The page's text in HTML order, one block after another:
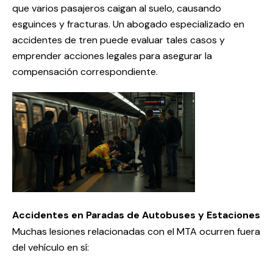
que varios pasajeros caigan al suelo, causando
esguinces y fracturas. Un abogado especializado en
accidentes de tren puede evaluar tales casos y
emprender acciones legales para asegurar la
compensación correspondiente.
Accidentes en Paradas de Autobuses y Estaciones
Muchas lesiones relacionadas con el MTA ocurren fuera
del vehículo en sí: